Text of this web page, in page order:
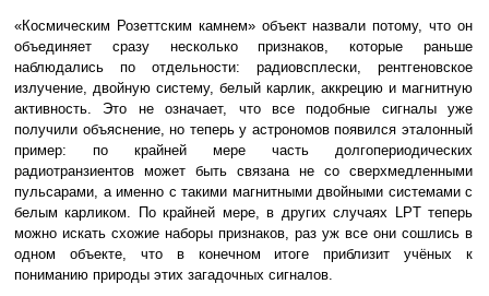
«Космическим Розеттским камнем» объект назвали потому, что он
объединяет сразу несколько признаков, которые раньше
наблюдались по отдельности: радиовсплески, рентгеновское
излучение, двойную систему, белый карлик, аккрецию и магнитную
активность. Это не означает, что все подобные сигналы уже
получили объяснение, но теперь у астрономов появился эталонный
пример: по крайней мере часть долгопериодических
радиотранзиентов может быть связана не со сверхмедленными
пульсарами, а именно с такими магнитными двойными системами с
белым карликом. По крайней мере, в других случаях LPT теперь
можно искать схожие наборы признаков, раз уж все они сошлись в
одном объекте, что в конечном итоге приблизит учёных к
пониманию природы этих загадочных сигналов.